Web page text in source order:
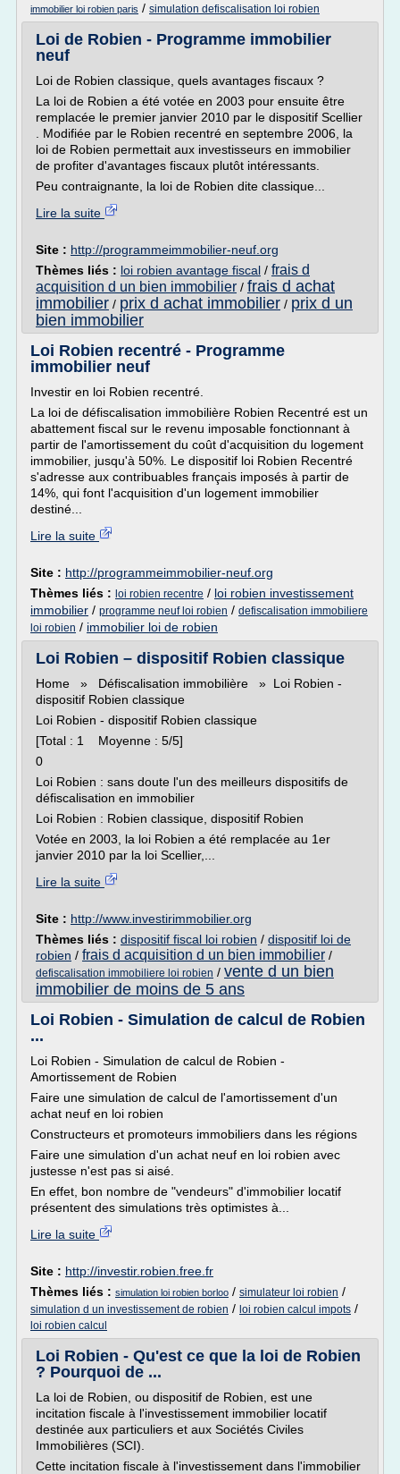
immobilier loi robien paris / simulation defiscalisation loi robien
Loi de Robien - Programme immobilier
neuf
Loi de Robien classique, quels avantages fiscaux ?
La loi de Robien a été votée en 2003 pour ensuite être
remplacée le premier janvier 2010 par le dispositif Scellier
. Modifiée par le Robien recentré en septembre 2006, la
loi de Robien permettait aux investisseurs en immobilier
de profiter d'avantages fiscaux plutôt intéressants.
Peu contraignante, la loi de Robien dite classique...
Lire la suite
Site : http://programmeimmobilier-neuf.org
Thèmes liés : loi robien avantage fiscal / frais d
acquisition d un bien immobilier / frais d achat
immobilier / prix d achat immobilier / prix d un
bien immobilier
Loi Robien recentré - Programme
immobilier neuf
Investir en loi Robien recentré.
La loi de défiscalisation immobilière Robien Recentré est un
abattement fiscal sur le revenu imposable fonctionnant à
partir de l'amortissement du coût d'acquisition du logement
immobilier, jusqu'à 50%. Le dispositif loi Robien Recentré
s'adresse aux contribuables français imposés à partir de
14%, qui font l'acquisition d'un logement immobilier
destiné...
Lire la suite
Site : http://programmeimmobilier-neuf.org
Thèmes liés : loi robien recentre / loi robien investissement
immobilier / programme neuf loi robien / defiscalisation immobiliere
loi robien / immobilier loi de robien
Loi Robien – dispositif Robien classique
Home » Défiscalisation immobilière » Loi Robien -
dispositif Robien classique
Loi Robien - dispositif Robien classique
[Total : 1 Moyenne : 5/5]
0
Loi Robien : sans doute l'un des meilleurs dispositifs de
défiscalisation en immobilier
Loi Robien : Robien classique, dispositif Robien
Votée en 2003, la loi Robien a été remplacée au 1er
janvier 2010 par la loi Scellier,...
Lire la suite
Site : http://www.investirimmobilier.org
Thèmes liés : dispositif fiscal loi robien / dispositif loi de
robien / frais d acquisition d un bien immobilier /
defiscalisation immobiliere loi robien / vente d un bien
immobilier de moins de 5 ans
Loi Robien - Simulation de calcul de Robien
...
Loi Robien - Simulation de calcul de Robien -
Amortissement de Robien
Faire une simulation de calcul de l'amortissement d'un
achat neuf en loi robien
Constructeurs et promoteurs immobiliers dans les régions
Faire une simulation d'un achat neuf en loi robien avec
justesse n'est pas si aisé.
En effet, bon nombre de "vendeurs" d'immobilier locatif
présentent des simulations très optimistes à...
Lire la suite
Site : http://investir.robien.free.fr
Thèmes liés : simulation loi robien borloo / simulateur loi robien /
simulation d un investissement de robien / loi robien calcul impots /
loi robien calcul
Loi Robien - Qu'est ce que la loi de Robien
? Pourquoi de ...
La loi de Robien, ou dispositif de Robien, est une
incitation fiscale à l'investissement immobilier locatif
destinée aux particuliers et aux Sociétés Civiles
Immobilières (SCI).
Cette incitation fiscale à l'investissement dans l'immobilier